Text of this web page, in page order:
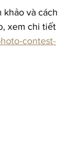
và cách
xem chi tiết
contest-